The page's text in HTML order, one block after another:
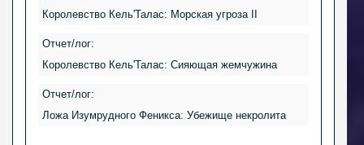
Королевство Кель'Талас: Морская угроза II
Отчет/лог:
Королевство Кель'Талас: Сияющая жемчужина
Отчет/лог:
Ложа Изумрудного Феникса: Убежище некролита